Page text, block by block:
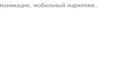
мобильный маркетинг,